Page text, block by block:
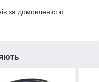
за домовленістю